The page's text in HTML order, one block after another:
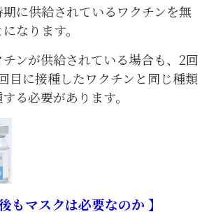
に供給されているワクチンを無
なります。
ンが供給されている場合も、2回
目に接種したワクチンと同じ種類
る必要があります。
もマスクは必要なのか 】